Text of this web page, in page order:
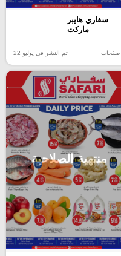
سفاري هايبر
ماركت
تم النشر في يوليو 22
منتهية الصلاحية